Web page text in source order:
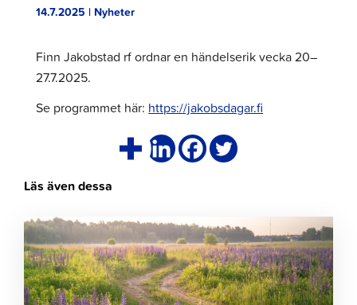
14.7.2025 | Nyheter
Finn Jakobstad rf ordnar en händelserik vecka 20–
27.7.2025.
Se programmet här: https://jakobsdagar.fi
Läs även dessa
Klicka
för
att
läsa
artikeln